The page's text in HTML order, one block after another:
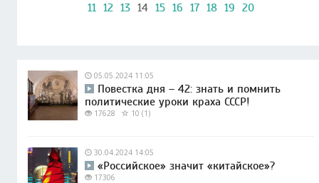
11 12 13 14 15 16 17 18 19 20
05.05.2024 11:05
Повестка дня – 42: знать и помнить
политические уроки краха СССР!
17628 10 (1)
30.04.2024 14:05
«Российское» значит «китайское»?
17306